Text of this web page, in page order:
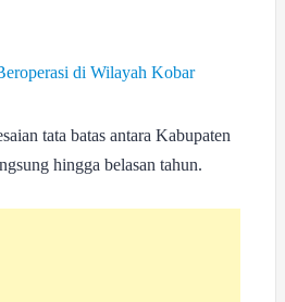
tata batas antara Kabupaten
hingga belasan tahun.